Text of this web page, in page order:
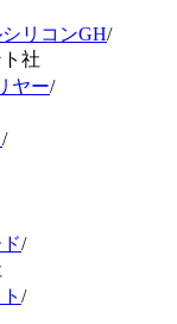
リコンGH/
社
ヤー/
/
/
/